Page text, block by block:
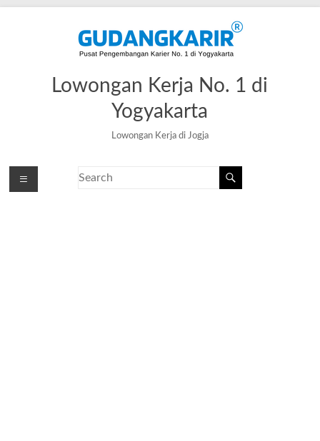
Lowongan Kerja No. 1 di
Yogyakarta
Lowongan Kerja di Jogja